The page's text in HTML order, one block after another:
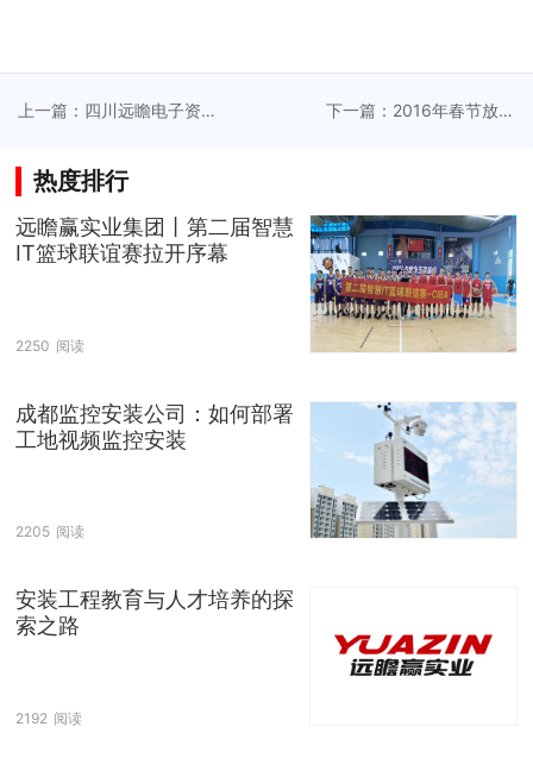
上一篇：四川远瞻电子资
下一篇：2016年春节放假
热度排行
远瞻赢实业集团丨第二届智慧
IT篮球联谊赛拉开序幕
2250 阅读
成都监控安装公司：如何部署
工地视频监控安装
2205 阅读
安装工程教育与人才培养的探
索之路
2192 阅读